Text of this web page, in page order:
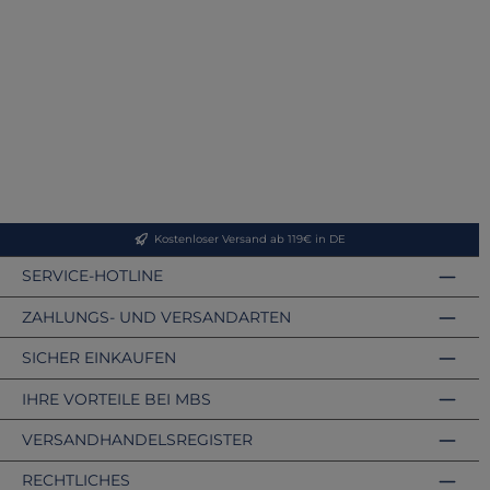
Kostenloser Versand ab 119€ in DE
SERVICE-HOTLINE
ZAHLUNGS- UND VERSANDARTEN
VERSANDHANDELSREGISTER
SICHER EINKAUFEN
IHRE VORTEILE BEI MBS
RECHTLICHES